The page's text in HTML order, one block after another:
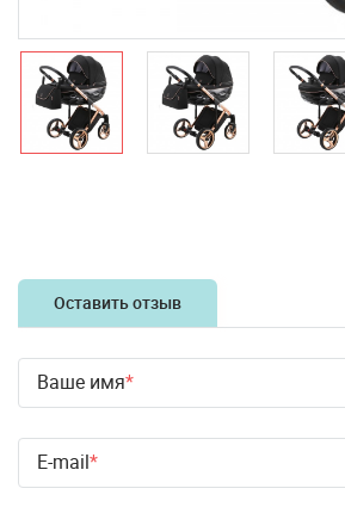
Оставить отзыв
Ваше имя
E-mail